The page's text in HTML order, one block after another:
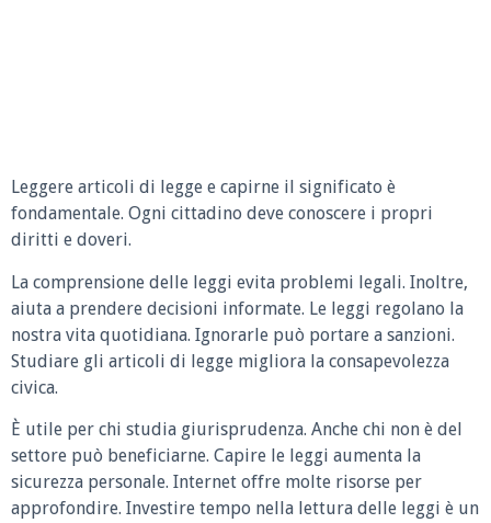
Leggere articoli di legge e capirne il significato è
fondamentale. Ogni cittadino deve conoscere i propri
diritti e doveri.
La comprensione delle leggi evita problemi legali. Inoltre,
aiuta a prendere decisioni informate. Le leggi regolano la
nostra vita quotidiana. Ignorarle può portare a sanzioni.
Studiare gli articoli di legge migliora la consapevolezza
civica.
È utile per chi studia giurisprudenza. Anche chi non è del
settore può beneficiarne. Capire le leggi aumenta la
sicurezza personale. Internet offre molte risorse per
approfondire. Investire tempo nella lettura delle leggi è un